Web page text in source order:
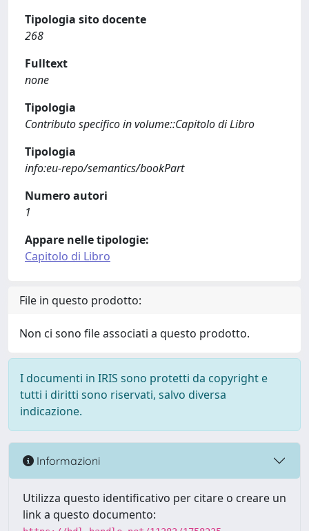
Tipologia sito docente
268
Fulltext
none
Tipologia
Contributo specifico in volume::Capitolo di Libro
Tipologia
info:eu-repo/semantics/bookPart
Numero autori
1
Appare nelle tipologie:
Capitolo di Libro
File in questo prodotto:
Non ci sono file associati a questo prodotto.
I documenti in IRIS sono protetti da copyright e
tutti i diritti sono riservati, salvo diversa
indicazione.
Informazioni
Utilizza questo identificativo per citare o creare un
link a questo documento: